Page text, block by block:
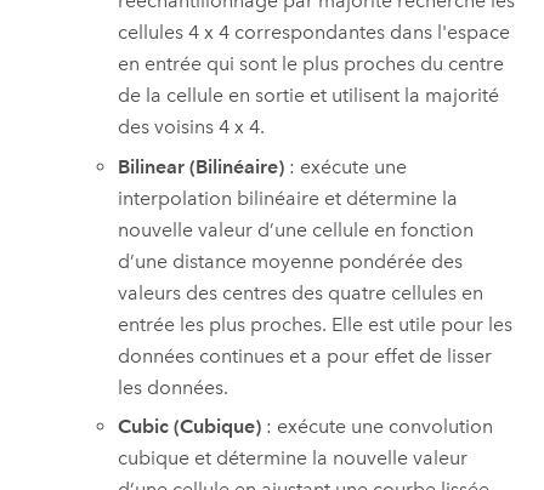
cellules 4 x 4 correspondantes dans l'espace
en entrée qui sont le plus proches du centre
de la cellule en sortie et utilisent la majorité
des voisins 4 x 4.
Bilinear (Bilinéaire) : exécute une
interpolation bilinéaire et détermine la
nouvelle valeur d’une cellule en fonction
d’une distance moyenne pondérée des
valeurs des centres des quatre cellules en
entrée les plus proches. Elle est utile pour les
données continues et a pour effet de lisser
les données.
Cubic (Cubique) : exécute une convolution
cubique et détermine la nouvelle valeur